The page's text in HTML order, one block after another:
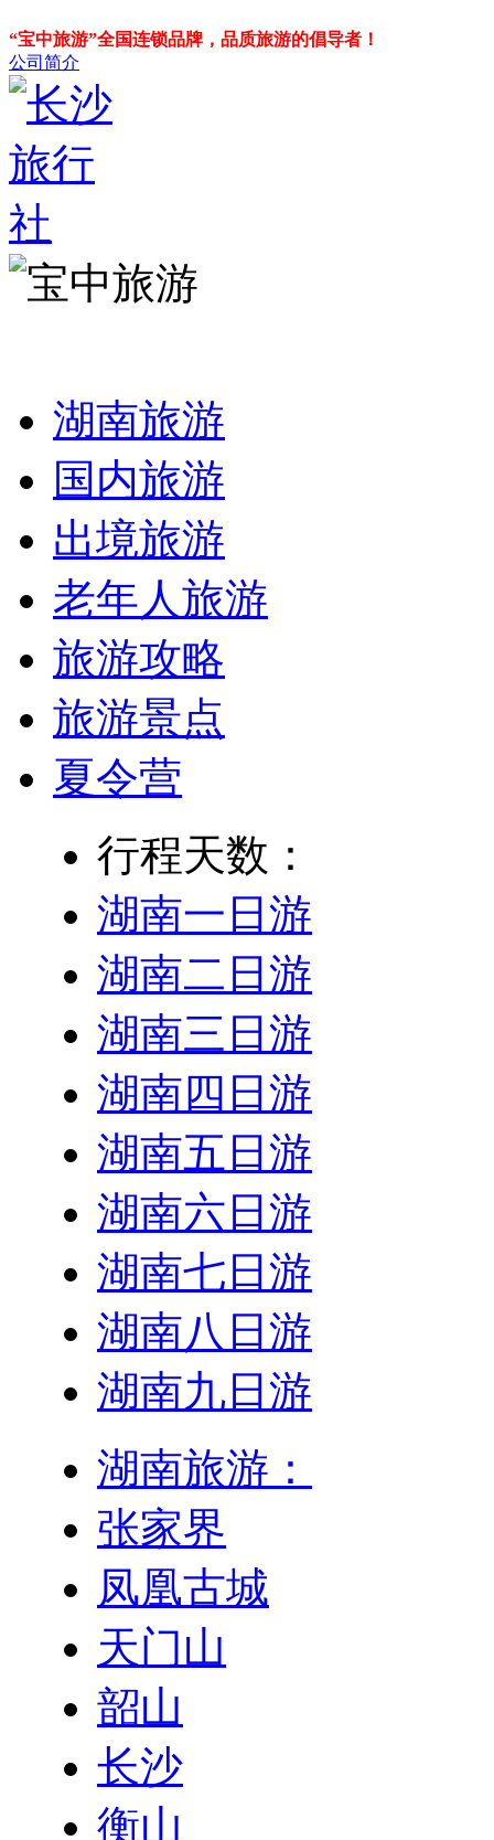
“宝中旅游”全国连锁品牌，品质旅游的倡导者！
公司简介
湖南旅游
国内旅游
出境旅游
老年人旅游
旅游攻略
旅游景点
夏令营
行程天数：
湖南一日游
湖南二日游
湖南三日游
湖南四日游
湖南五日游
湖南六日游
湖南七日游
湖南八日游
湖南九日游
湖南旅游：
张家界
凤凰古城
天门山
韶山
长沙
衡山